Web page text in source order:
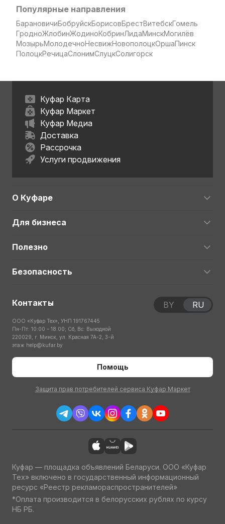
Популярные направления
БарановичиБобруйскБорисовБрестВитебскГомель
ГродноЖлобинЖодиноКобринЛидаМинскМогилёв
МозырьМолодечноНесвижНовополоцкОршаПинск
ПолоцкРечицаСлонимСлуцкСолигорск
Куфар Карта
Куфар Маркет
Куфар Медиа
Доставка
Рассрочка
Услуги продвижения
О Куфаре
Для бизнеса
Полезно
Безопасность
Контакты
ООО «Куфар Тех», УНП 191767445
Пн-Пт: 10:00 – 18:00; Сб, Вс: Выходной
220029, г. Минск, ул. Красная 7А-2, 3-й
этаж help@kufar.by
Помощь
Защита прав потребителей сервиса Куфар Маркет
BY RU
Куфар — площадка объявлений Беларуси. ООО «Куфар
Тех» включено в государственный информационный
ресурс «Реестр рекламораспространителей»
*Оплата производится в белорусских рублях по курсу
НБ РБ.